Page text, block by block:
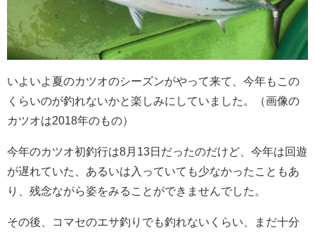
いよいよ夏のカツオのシーズンがやって来て、今年もこの
くらいのが釣れないかと楽しみにしていました。（画像の
カツオは2018年のもの）
今年のカツオ初釣行は8月13日だったのだけど、今年は回遊
が遅れていた、あるいは入っていても少なかったこともあ
り、残念ながら姿をみることができませんでした。
その後、コマセのエサ釣りでも釣れないくらい、まだ十分